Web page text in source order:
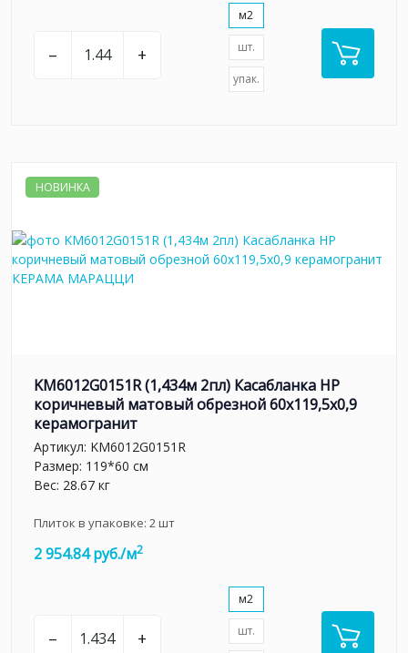
– +
м2
шт.
упак.
НОВИНКА
KM6012G0151R (1,434м 2пл) Касабланка HP
коричневый матовый обрезной 60x119,5x0,9
керамогранит
Артикул: KM6012G0151R
Размер: 119*60 см
Вес: 28.67 кг
Плиток в упаковке: 2шт
2 954.84 руб./м2
– +
м2
шт.